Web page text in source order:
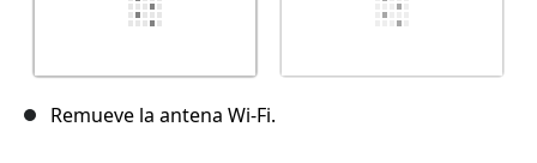
Remueve la antena Wi-Fi.